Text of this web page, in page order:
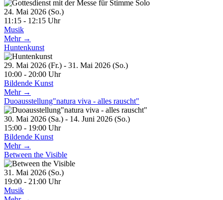
24. Mai 2026 (So.)
11:15 - 12:15 Uhr
Musik
Mehr →
Huntenkunst
29. Mai 2026 (Fr.) - 31. Mai 2026 (So.)
10:00 - 20:00 Uhr
Bildende Kunst
Mehr →
Duoausstellung"natura viva - alles rauscht"
30. Mai 2026 (Sa.) - 14. Juni 2026 (So.)
15:00 - 19:00 Uhr
Bildende Kunst
Mehr →
Between the Visible
31. Mai 2026 (So.)
19:00 - 21:00 Uhr
Musik